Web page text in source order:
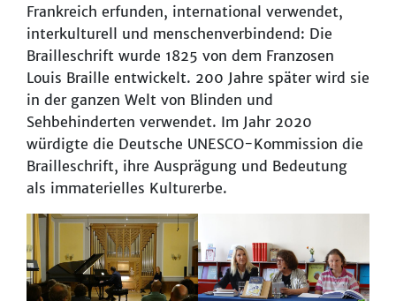
Frankreich erfunden, international verwendet,
interkulturell und menschenverbindend: Die
Brailleschrift wurde 1825 von dem Franzosen
Louis Braille entwickelt. 200 Jahre später wird sie
in der ganzen Welt von Blinden und
Sehbehinderten verwendet. Im Jahr 2020
würdigte die Deutsche UNESCO-Kommission die
Brailleschrift, ihre Ausprägung und Bedeutung
als immaterielles Kulturerbe.